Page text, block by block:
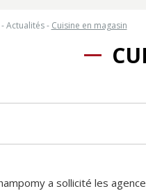
-Actualités- Cuisine en magasin
a sollicité les